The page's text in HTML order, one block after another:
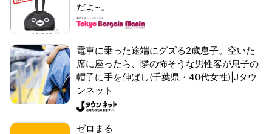
だよ~。
電車に乗った途端にグズる2歳息子。空いた
席に座ったら、隣の怖そうな男性客が息子の
帽子に手を伸ばし(千葉県・40代女性)|Jタウ
ンネット
ゼロまる